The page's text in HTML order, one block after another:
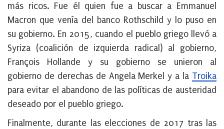
más ricos. Fue él quien fue a buscar a Emmanuel
Macron que venía del banco Rothschild y lo puso en
su gobierno. En 2015, cuando el pueblo griego llevó a
Syriza (coalición de izquierda radical) al gobierno,
François Hollande y su gobierno se unieron al
gobierno de derechas de Angela Merkel y a la Troika
para evitar el abandono de las políticas de austeridad
deseado por el pueblo griego.
Finalmente, durante las elecciones de 2017 tras las